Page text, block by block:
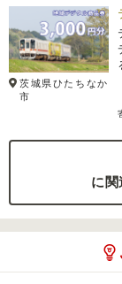
茨城県ひたちなか
市
に関